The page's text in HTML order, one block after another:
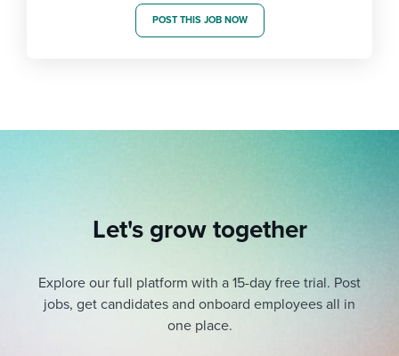
POST THIS JOB NOW
Let's grow together
Explore our full platform with a 15-day free trial. Post
jobs, get candidates and onboard employees all in
one place.